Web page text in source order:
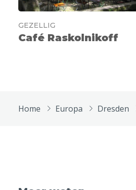
GEZELLIG
Café Raskolnikoff
Home Europa Dresden